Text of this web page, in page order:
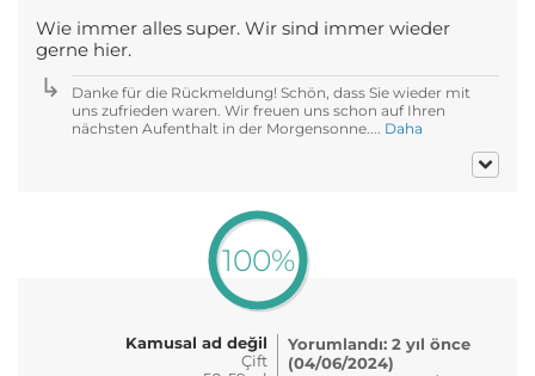
Wie immer alles super. Wir sind immer wieder
gerne hier.
Danke für die Rückmeldung! Schön, dass Sie wieder mit
uns zufrieden waren. Wir freuen uns schon auf Ihren
nächsten Aufenthalt in der Morgensonne.... Daha
100%
Kamusal ad değil
Çift
Yorumlandı: 2 yıl önce
(04/06/2024)